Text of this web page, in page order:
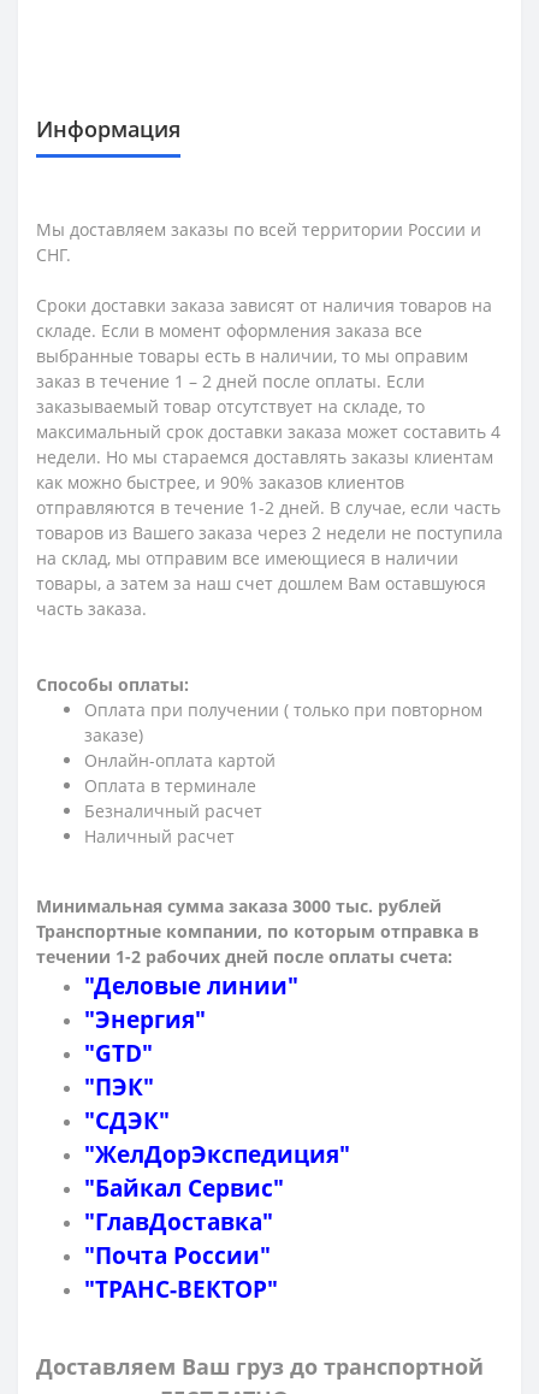
Информация
Мы доставляем заказы по всей территории России и
СНГ.
Сроки доставки заказа зависят от наличия товаров на
складе. Если в момент оформления заказа все
выбранные товары есть в наличии, то мы оправим
заказ в течение 1 – 2 дней после оплаты. Если
заказываемый товар отсутствует на складе, то
максимальный срок доставки заказа может составить 4
недели. Но мы стараемся доставлять заказы клиентам
как можно быстрее, и 90% заказов клиентов
отправляются в течение 1-2 дней. В случае, если часть
товаров из Вашего заказа через 2 недели не поступила
на склад, мы отправим все имеющиеся в наличии
товары, а затем за наш счет дошлем Вам оставшуюся
часть заказа.
Способы оплаты:
Оплата при получении ( только при повторном
заказе)
Онлайн-оплата картой
Оплата в терминале
Безналичный расчет
Наличный расчет
Минимальная сумма заказа 3000 тыс. рублей
Транспортные компании, по которым отправка в
течении 1-2 рабочих дней после оплаты счета:
"Деловые линии"
"Энергия"
"GTD"
"ПЭК"
"СДЭК"
"ЖелДорЭкспедиция"
"Байкал Сервис"
"ГлавДоставка"
"Почта России"
"ТРАНС-ВЕКТОР"
Доставляем Ваш груз до транспортной